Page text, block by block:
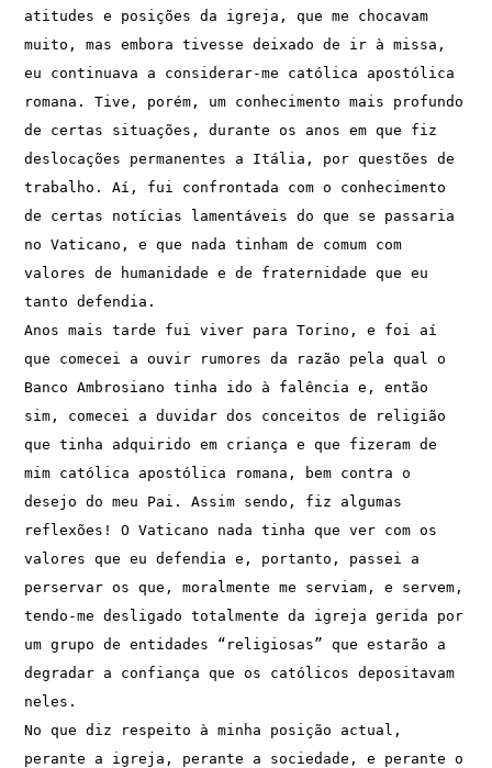
atitudes e posições da igreja, que me chocavam
muito, mas embora tivesse deixado de ir à missa,
eu continuava a considerar-me católica apostólica
romana. Tive, porém, um conhecimento mais profundo
de certas situações, durante os anos em que fiz
deslocações permanentes a Itália, por questões de
trabalho. Aí, fui confrontada com o conhecimento
de certas notícias lamentáveis do que se passaria
no Vaticano, e que nada tinham de comum com
valores de humanidade e de fraternidade que eu
tanto defendia.
Anos mais tarde fui viver para Torino, e foi aí
que comecei a ouvir rumores da razão pela qual o
Banco Ambrosiano tinha ido à falência e, então
sim, comecei a duvidar dos conceitos de religião
que tinha adquirido em criança e que fizeram de
mim católica apostólica romana, bem contra o
desejo do meu Pai. Assim sendo, fiz algumas
reflexões! O Vaticano nada tinha que ver com os
valores que eu defendia e, portanto, passei a
perservar os que, moralmente me serviam, e servem,
tendo-me desligado totalmente da igreja gerida por
um grupo de entidades “religiosas” que estarão a
degradar a confiança que os católicos depositavam
neles.
No que diz respeito à minha posição actual,
perante a igreja, perante a sociedade, e perante o